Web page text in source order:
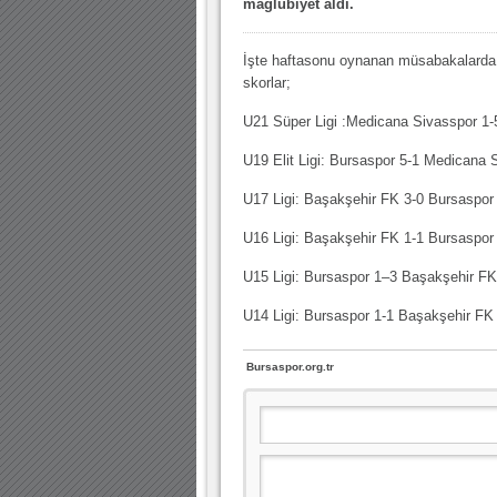
10.04.2023 14:44 |
30.12.2022 18:00 |
11.11.2025 14:13 |
12.10.2025 17:30 | MUTLULUKLAR SİNAN SILACI
16.07.2024 14:32 | Hoş geldin Kerem Bebek!
08.01.2024 19:01 |Hoş geldin Aslan bebek!
03.01.2024 19:09 |Hoş geldin Güneş bebek!
mağlubiyet aldı.
İşte haftasonu oynanan müsabakalarda
skorlar;
U21 Süper Ligi :Medicana Sivasspor
U19 Elit Ligi: Bursaspor 5-1 Medicana
U17 Ligi: Başakşehir FK 3-0 Bursaspor
U16 Ligi: Başakşehir FK 1-1 Bursaspor
U15 Ligi: Bursaspor 1–3 Başakşehir FK
U14 Ligi: Bursaspor 1-1 Başakşehir FK
Bursaspor.org.tr